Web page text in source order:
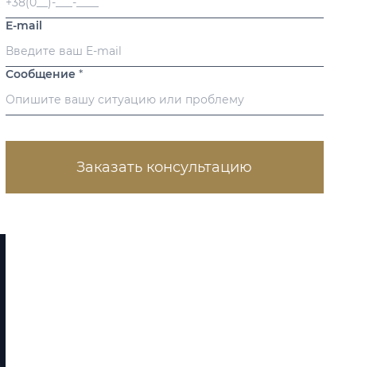
E-mail
Сообщение *
Заказать консультацию